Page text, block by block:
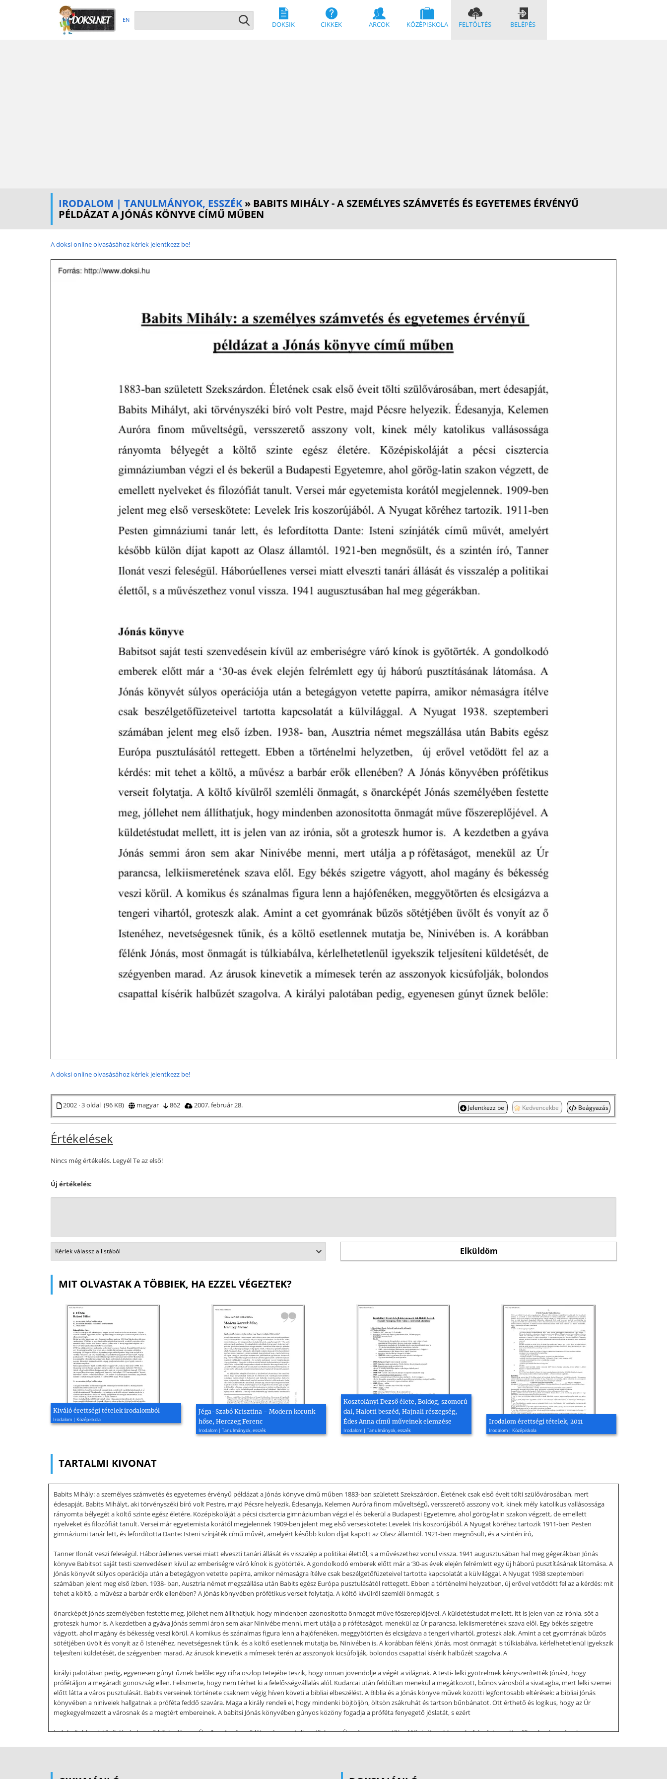
EN
DOKSIK CIKKEK ARCOK KÖZÉPISKOLA FELTÖLTÉS BELÉPÉS
IRODALOM | TANULMÁNYOK, ESSZÉK » BABITS MIHÁLY - A SZEMÉLYES SZÁMVETÉS ÉS EGYETEMES ÉRVÉNYŰ
PÉLDÁZAT A JÓNÁS KÖNYVE CÍMŰ MŰBEN
A doksi online olvasásához kérlek jelentkezz be!
A doksi online olvasásához kérlek jelentkezz be!
2002 · 3 oldal (96 KB) magyar 862 2007. február 28. Jelentkezz be Kedvencekbe Beágyazás
Értékelések
Nincs még értékelés. Legyél Te az első!
Új értékelés:
MIT OLVASTAK A TÖBBIEK, HA EZZEL VÉGEZTEK?
Kiváló érettségi tételek irodalomból
Irodalom | Középiskola
Jéga-Szabó Krisztina - Modern korunk
hőse, Herczeg Ferenc
Irodalom | Tanulmányok, esszék
Kosztolányi Dezső élete, Boldog, szomorú
dal, Halotti beszéd, Hajnali részegség,
Édes Anna című műveinek elemzése
Irodalom | Tanulmányok, esszék
Irodalom érettségi tételek, 2011
Irodalom | Középiskola
TARTALMI KIVONAT
Babits Mihály: a személyes számvetés és egyetemes érvényű példázat a Jónás könyve című műben 1883-ban született Szekszárdon. Életének csak első éveit tölti szülővárosában, mert
édesapját, Babits Mihályt, aki törvényszéki bíró volt Pestre, majd Pécsre helyezik. Édesanyja, Kelemen Auróra finom műveltségű, versszerető asszony volt, kinek mély katolikus vallásossága
rányomta bélyegét a költő szinte egész életére. Középiskoláját a pécsi cisztercia gimnáziumban végzi el és bekerül a Budapesti Egyetemre, ahol görög-latin szakon végzett, de emellett
nyelveket és filozófiát tanult. Versei már egyetemista korától megjelennek 1909-ben jelent meg első verseskötete: Levelek Iris koszorújából. A Nyugat köréhez tartozik 1911-ben Pesten
gimnáziumi tanár lett, és lefordította Dante: Isteni színjáték című művét, amelyért később külön díjat kapott az Olasz államtól. 1921-ben megnősült, és a szintén író,
Tanner Ilonát veszi feleségül. Háborúellenes versei miatt elveszti tanári állását és visszalép a politikai élettől, s a művészethez vonul vissza. 1941 augusztusában hal meg gégerákban Jónás
könyve Babitsot saját testi szenvedésein kívül az emberiségre váró kínok is gyötörték. A gondolkodó emberek előtt már a ‘30-as évek elején felrémlett egy új háború pusztításának látomása. A
Jónás könyvét súlyos operációja után a betegágyon vetette papírra, amikor némaságra ítélve csak beszélgetőfüzeteivel tartotta kapcsolatát a külvilággal. A Nyugat 1938 szeptemberi
számában jelent meg első ízben. 1938- ban, Ausztria német megszállása után Babits egész Európa pusztulásától rettegett. Ebben a történelmi helyzetben, új erővel vetődött fel az a kérdés: mit
tehet a költő, a művész a barbár erők ellenében? A Jónás könyvében prófétikus verseit folytatja. A költő kívülről szemléli önmagát, s
önarcképét Jónás személyében festette meg, jóllehet nem állíthatjuk, hogy mindenben azonosította önmagát műve főszereplőjével. A küldetéstudat mellett, itt is jelen van az irónia, sőt a
groteszk humor is. A kezdetben a gyáva Jónás semmi áron sem akar Ninivébe menni, mert utálja a p rófétaságot, menekül az Úr parancsa, lelkiismeretének szava elől. Egy békés szigetre
vágyott, ahol magány és békesség veszi körül. A komikus és szánalmas figura lenn a hajófenéken, meggyötörten és elcsigázva a tengeri vihartól, groteszk alak. Amint a cet gyomrának bűzös
sötétjében üvölt és vonyít az ő Istenéhez, nevetségesnek tűnik, és a költő esetlennek mutatja be, Ninivében is. A korábban félénk Jónás, most önmagát is túlkiabálva, kérlelhetetlenül igyekszik
teljesíteni küldetését, de szégyenben marad. Az árusok kinevetik a mímesek terén az asszonyok kicsúfolják, bolondos csapattal kísérik halbűzét szagolva. A
királyi palotában pedig, egyenesen gúnyt űznek belőle: egy cifra oszlop tetejébe teszik, hogy onnan jövendölje a végét a világnak. A testi- lelki gyötrelmek kényszerítették Jónást, hogy
prófétáljon a megáradt gonoszság ellen. Felismerte, hogy nem térhet ki a felelősségvállalás alól. Kudarcai után feldúltan menekül a megátkozott, bűnös városból a sivatagba, mert lelki szemei
előtt látta a város pusztulását. Babits verseinek története csaknem végig híven követi a bibliai elbeszélést. A Biblia és a Jónás könyve művek közötti legfontosabb eltérések: a bibliai Jónás
könyvében a niniveiek hallgatnak a próféta feddő szavára. Maga a király rendeli el, hogy mindenki böjtöljön, öltsön zsákruhát és tartson bűnbánatot. Ott érthető és logikus, hogy az Úr
megkegyelmezett a városnak és a megtért embereinek. A babitsi Jónás könyvében gúnyos közöny fogadja a próféta fenyegető jóslatát, s ezért
indokoltabbnak tűnik Jónás keserű kifakadása az Úr ellen. A szörnyű látomás nem teljesedik be, az Úr mégsem pusztítja el Ninivét, s ebben a befejezésben ott rejlik valami remény is: az
kicsíráztak „Mint a jó mag, ha termőföldre hullott”. Babits kiemelkedő nagy művének végső tanulsága: a próféta nem menekülhet kötelessége elől: „mert